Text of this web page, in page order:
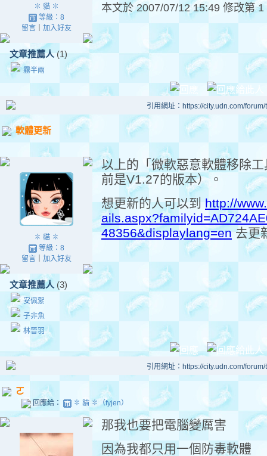
✽ 貓 ✽
等級：8
留言｜ 加入好友
文章推薦人(1)
霧半兩
本文於2007/07/12 15:49 修改第 1
引用網址：https://city.udn.com/
軟體更新
✽ 貓 ✽
等級：8
留言｜ 加入好友
文章推薦人 (3)
安佩絮
子非魚
林晉羽
以上的「微軟惡意軟體移除
前是V1.27的版本）。
想更新的人可以到 http://
48356&displaylang=en去更
引用網址：https://city.udn.com/
ㄛ
回應給： ✽ 貓 ✽（fyjen）
那我也要把電腦變厲害
因為我都只用一個防毒軟體